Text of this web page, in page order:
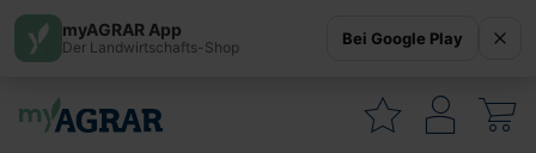
myAGRAR App
Der Landwirtschafts-Shop Bei Google Play